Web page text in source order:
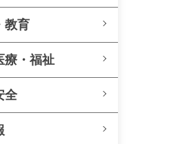
教育
療・福祉
全